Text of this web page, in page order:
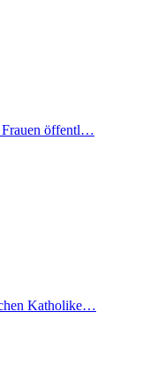
Frauen öffentl…
Katholike…